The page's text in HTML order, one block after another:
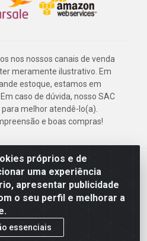
próprios e de
uma experiência
apresentar publicidade
o seu perfil e melhorar a
essenciais
nos nossos canais de venda
meramente ilustrativo. Em
estoque, estamos em
caso de dúvida, nosso SAC
melhor atendê-lo(a).
e boas compras!
Mascarenhas de Morais, 2471 -
001 - CNPJ 24.150.377/0003-
57